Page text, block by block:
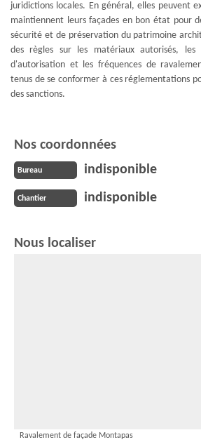
juridictions locales. En général, elles peuvent
maintiennent leurs façades en bon état pour
sécurité et de préservation du patrimoine
des règles sur les matériaux autorisés, les
d'autorisation et les fréquences de
tenus de se conformer à ces réglementations
des sanctions.
Nos coordonnées
Bureau indisponible
Chantier indisponible
Nous localiser
Ravalement de façade Montapas